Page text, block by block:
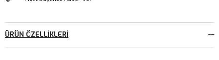
ÜRÜN ÖZELLIKLERI